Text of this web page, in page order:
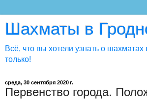
Шахматы в
Всё, что вы хотели узнать о шахматах
только!
среда, 30 сентября 2020 г.
Первенство города.